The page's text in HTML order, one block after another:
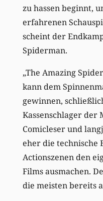
zu hassen beginnt,
erfahrenen
scheint der
Spiderman.
„The Amazing
kann dem
gewinnen,
Kassenschlager der
Comicleser und
eher die technische
Actionszenen den
Films ausmachen.
die meisten bereits